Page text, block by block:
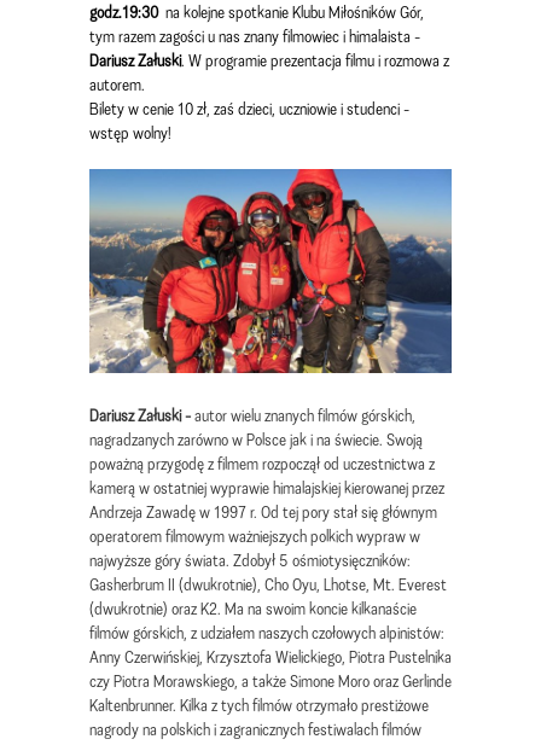
godz.19:30 na kolejne spotkanie Klubu Miłośników Gór,
tym razem zagości u nas znany filmowiec i himalaista -
Dariusz Załuski. W programie prezentacja filmu i rozmowa z
autorem.
Bilety w cenie 10 zł, zaś dzieci, uczniowie i studenci -
wstęp wolny!
Dariusz Załuski -autor wielu znanych filmów górskich,
nagradzanych zarówno w Polsce jak i na świecie. Swoją
poważną przygodę z filmem rozpoczął od uczestnictwa z
kamerą w ostatniej wyprawie himalajskiej kierowanej przez
Andrzeja Zawadę w 1997 r. Od tej pory stał się głównym
operatorem filmowym ważniejszych polkich wypraw w
najwyższe góry świata. Zdobył 5 ośmiotysięczników:
Gasherbrum II (dwukrotnie), Cho Oyu, Lhotse, Mt. Everest
(dwukrotnie) oraz K2. Ma na swoim koncie kilkanaście
filmów górskich, z udziałem naszych czołowych alpinistów:
Anny Czerwińskiej, Krzysztofa Wielickiego, Piotra Pustelnika
czy Piotra Morawskiego, a także Simone Moro oraz Gerlinde
Kaltenbrunner. Kilka z tych filmów otrzymało prestiżowe
nagrody na polskich i zagranicznych festiwalach filmów